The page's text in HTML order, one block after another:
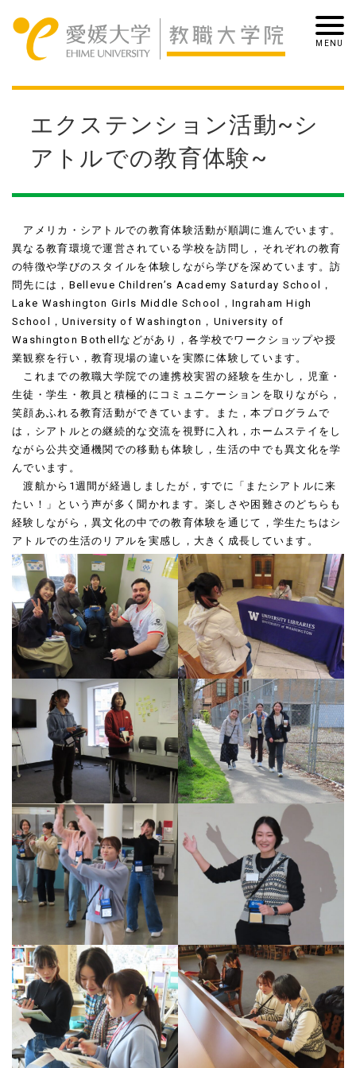
エクステンション活動~シ
アトルでの教育体験~
アメリカ・シアトルでの教育体験活動が順調に進んでいます。
異なる教育環境で運営されている学校を訪問し，それぞれの教育
の特徴や学びのスタイルを体験しながら学びを深めています。訪
問先には，Bellevue Children’s Academy Saturday School，
Lake Washington Girls Middle School，Ingraham High
School，University of Washington，University of
Washington Bothellなどがあり，各学校でワークショップや授
業観察を行い，教育現場の違いを実際に体験しています。
これまでの教職大学院での連携校実習の経験を生かし，児童・
生徒・学生・教員と積極的にコミュニケーションを取りながら，
笑顔あふれる教育活動ができています。また，本プログラムで
は，シアトルとの継続的な交流を視野に入れ，ホームステイをし
ながら公共交通機関での移動も体験し，生活の中でも異文化を学
んでいます。
渡航から1週間が経過しましたが，すでに「またシアトルに来
たい！」という声が多く聞かれます。楽しさや困難さのどちらも
経験しながら，異文化の中での教育体験を通じて，学生たちはシ
アトルでの生活のリアルを実感し，大きく成長しています。